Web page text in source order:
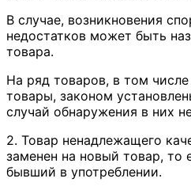
В случае, возникновения
недостатков может быть
товара.
На ряд товаров, в том
товары, законом
случай обнаружения в них
2. Товар ненадлежащего
заменен на новый товар, то
бывший в употреблении.